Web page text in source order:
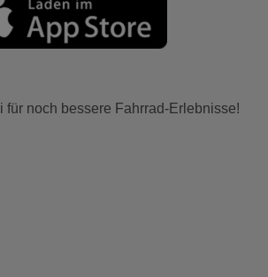
für noch bessere Fahrrad-Erlebnisse!